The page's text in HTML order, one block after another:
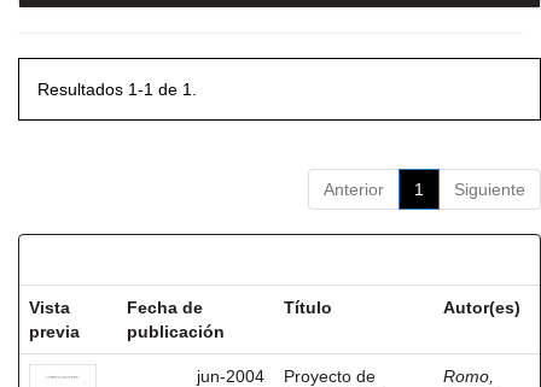
Resultados 1-1 de 1.
Anterior 1 Siguiente
Vista
previa
Fecha de
publicación
Título Autor(es)
jun-2004
Proyecto de
Romo,